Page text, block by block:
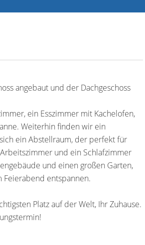
angebaut und der Dachgeschoss
ein Esszimmer mit Kachelofen,
Weiterhin finden wir ein
ein Abstellraum, der perfekt für
und ein Schlafzimmer
und einen großen Garten,
Feierabend entspannen.
Platz auf der Welt, Ihr Zuhause.